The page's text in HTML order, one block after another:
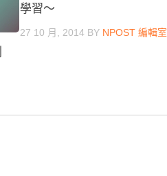
學習～
27 10 月, 2014BY NPOST 編輯室